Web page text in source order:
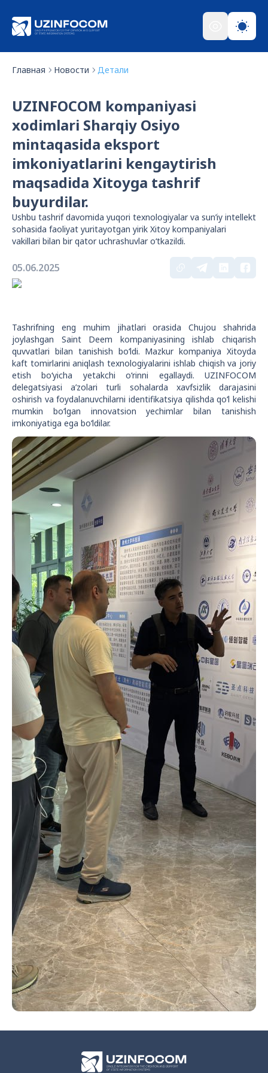
Главная Новости Детали
UZINFOCOM kompaniyasi
xodimlari Sharqiy Osiyo
mintaqasida eksport
imkoniyatlarini kengaytirish
maqsadida Xitoyga tashrif
buyurdilar.
Ushbu tashrif davomida yuqori texnologiyalar va sun’iy intellekt
sohasida faoliyat yuritayotgan yirik Xitoy kompaniyalari
vakillari bilan bir qator uchrashuvlar o‘tkazildi.
05.06.2025
Tashrifning eng muhim jihatlari orasida Chujou shahrida
joylashgan Saint Deem kompaniyasining ishlab chiqarish
quvvatlari bilan tanishish bo‘ldi. Mazkur kompaniya Xitoyda
kaft tomirlarini aniqlash texnologiyalarini ishlab chiqish va joriy
etish bo‘yicha yetakchi o‘rinni egallaydi. UZINFOCOM
delegatsiyasi a’zolari turli sohalarda xavfsizlik darajasini
oshirish va foydalanuvchilarni identifikatsiya qilishda qo‘l kelishi
mumkin bo‘lgan innovatsion yechimlar bilan tanishish
imkoniyatiga ega bo‘ldilar.